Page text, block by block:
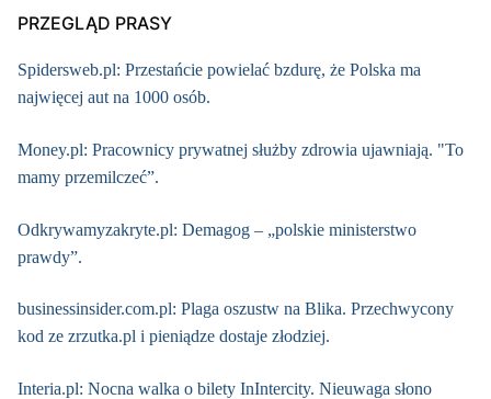
PRZEGLĄD PRASY
Spidersweb.pl: Przestańcie powielać bzdurę, że Polska ma
najwięcej aut na 1000 osób.
Money.pl: Pracownicy prywatnej służby zdrowia ujawniają. "To
mamy przemilczeć”.
Odkrywamyzakryte.pl: Demagog – „polskie ministerstwo
prawdy”.
businessinsider.com.pl: Plaga oszustw na Blika. Przechwycony
kod ze zrzutka.pl i pieniądze dostaje złodziej.
Interia.pl: Nocna walka o bilety InIntercity. Nieuwaga słono